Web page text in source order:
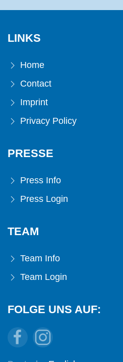
LINKS
Home
Contact
Imprint
Privacy Policy
PRESSE
Press Info
Press Login
TEAM
Team Info
Team Login
FOLGE UNS AUF: